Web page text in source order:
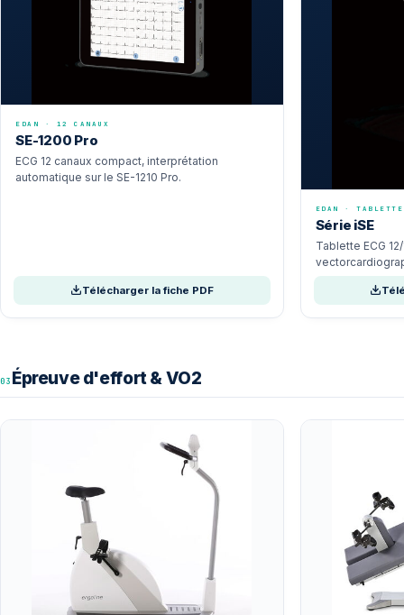
EDAN · 12 CANAUX
SE-1200 Pro
ECG 12 canaux compact, interprétation
automatique sur le SE-1210 Pro.
Télécharger la fiche PDF
EDAN · TABLETTE
Série iSE
Tablette ECG
03 Épreuve d'effort & VO2